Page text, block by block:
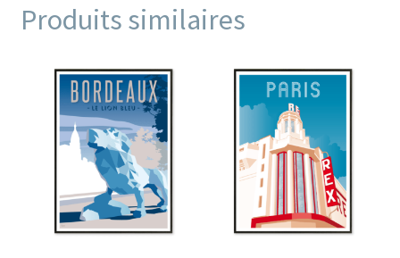
Produits similaires